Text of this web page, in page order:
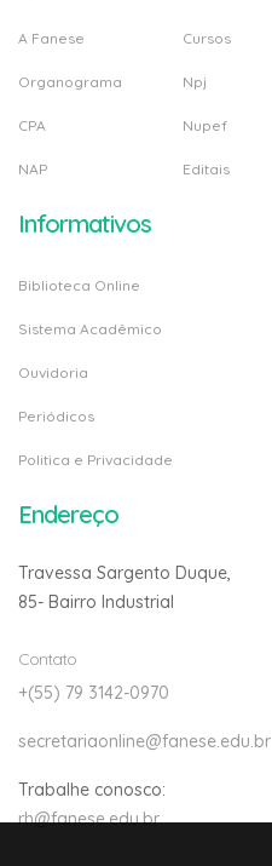
A Fanese
Organograma
CPA
NAP
Cursos
Npj
Nupef
Editais
Informativos
Biblioteca Online
Sistema Acadêmico
Ouvidoria
Periódicos
Politica e Privacidade
Endereço
Travessa Sargento Duque,
85- Bairro Industrial
Contato
+(55) 79 3142-0970
secretariaonline@fanese.edu.br
Trabalhe conosco:
rh@fanese.edu.br